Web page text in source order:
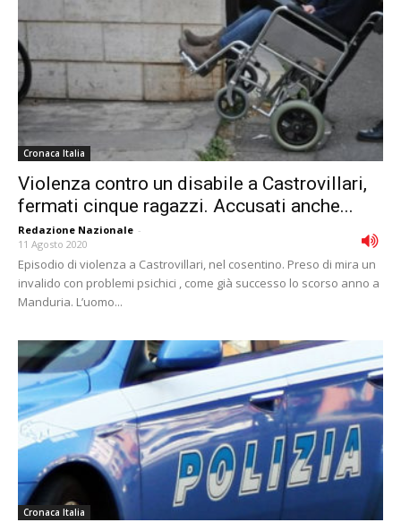
Cronaca Italia
Violenza contro un disabile a Castrovillari,
fermati cinque ragazzi. Accusati anche...
Redazione Nazionale -
11 Agosto 2020
Episodio di violenza a Castrovillari, nel cosentino. Preso di mira un
invalido con problemi psichici , come già successo lo scorso anno a
Manduria. L’uomo...
Cronaca Italia